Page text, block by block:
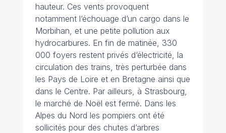
hauteur. Ces vents provoquent
notamment l‘échouage d’un cargo dans le
Morbihan, et une petite pollution aux
hydrocarbures. En fin de matinée, 330
000 foyers restent privés d‘électricité, la
circulation des trains, très perturbée dans
les Pays de Loire et en Bretagne ainsi que
dans le Centre. Par ailleurs, à Strasbourg,
le marché de Noël est fermé. Dans les
Alpes du Nord les pompiers ont été
sollicités pour des chutes d’arbres